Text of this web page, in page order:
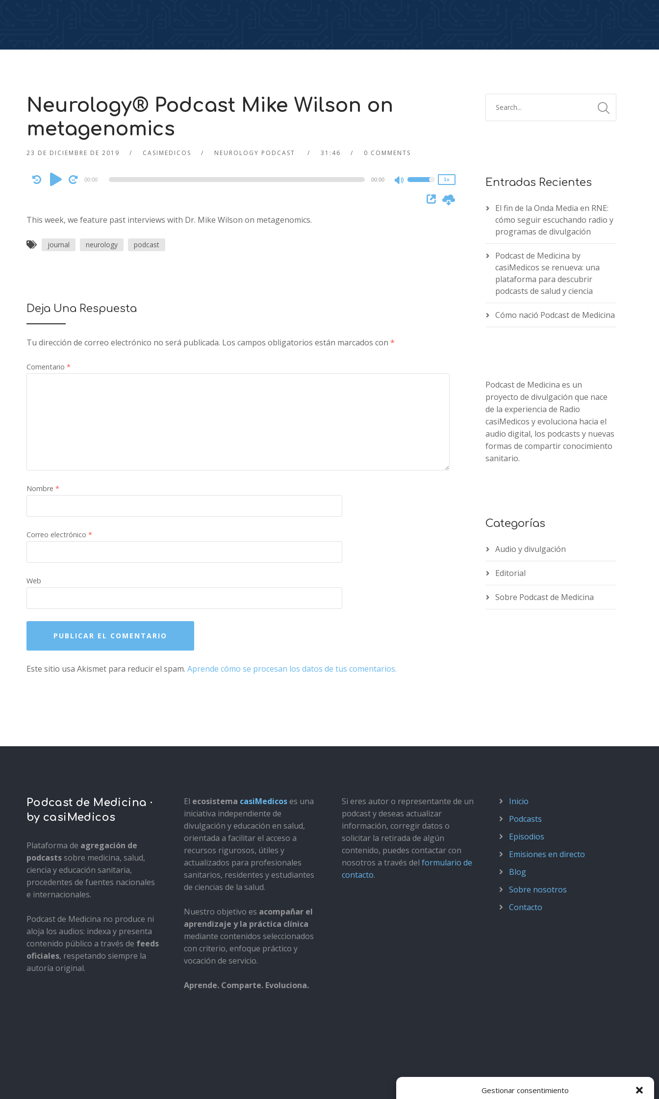
Gestionar consentimiento
Neurology® Podcast Mike Wilson on
metagenomics
23 DE DICIEMBRE DE 2019 CASIMEDICOS NEUROLOGY PODCAST 31:46 0 COMMENTS
Audio
Player
00:00 00:00
Use
Up/Down
1x
This week, we feature past interviews with Dr. Mike Wilson on metagenomics.
journal neurology podcast
Deja Una Respuesta
Tu dirección de correo electrónico no será publicada. Los campos obligatorios están marcados con *
Comentario *
Nombre *
Correo electrónico *
Web
Este sitio usa Akismet para reducir el spam. Aprende cómo se procesan los datos de tus comentarios.
Entradas Recientes
El fin de la Onda Media en RNE:
cómo seguir escuchando radio y
programas de divulgación
Podcast de Medicina by
casiMedicos se renueva: una
plataforma para descubrir
podcasts de salud y ciencia
Cómo nació Podcast de Medicina
Podcast de Medicina es un
proyecto de divulgación que nace
de la experiencia de Radio
casiMedicos y evoluciona hacia el
audio digital, los podcasts y nuevas
formas de compartir conocimiento
sanitario.
Categorías
Audio y divulgación
Editorial
Sobre Podcast de Medicina
Podcast de Medicina ·
by casiMedicos
Plataforma de agregación de
podcastssobre medicina, salud,
ciencia y educación sanitaria,
procedentes de fuentes nacionales
e internacionales.
Podcast de Medicina no produce ni
aloja los audios: indexa y presenta
contenido público a través de feeds
oficiales, respetando siempre la
autoría original.
El ecosistema casiMedicoses una
iniciativa independiente de
divulgación y educación en salud,
orientada a facilitar el acceso a
recursos rigurosos, útiles y
actualizados para profesionales
sanitarios, residentes y estudiantes
de ciencias de la salud.
Nuestro objetivo es acompañar el
aprendizaje y la práctica clínica
mediante contenidos seleccionados
con criterio, enfoque práctico y
vocación de servicio.
Aprende. Comparte. Evoluciona.
Si eres autor o representante de un
podcast y deseas actualizar
información, corregir datos o
solicitar la retirada de algún
contenido, puedes contactar con
nosotros a través del formulario de
contacto.
Inicio
Podcasts
Episodios
Emisiones en directo
Blog
Sobre nosotros
Contacto